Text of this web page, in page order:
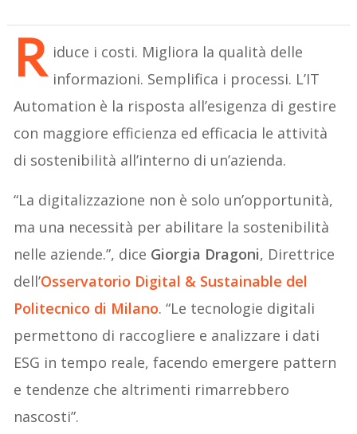
R iduce i costi. Migliora la qualità delle
informazioni. Semplifica i processi. L’IT
Automation è la risposta all’esigenza di gestire
con maggiore efficienza ed efficacia le attività
di sostenibilità all’interno di un’azienda.
“La digitalizzazione non è solo un’opportunità,
ma una necessità per abilitare la sostenibilità
nelle aziende.”, dice Giorgia Dragoni, Direttrice
dell’Osservatorio Digital & Sustainable del
Politecnico di Milano. “Le tecnologie digitali
permettono di raccogliere e analizzare i dati
ESG in tempo reale, facendo emergere pattern
e tendenze che altrimenti rimarrebbero
nascosti”.